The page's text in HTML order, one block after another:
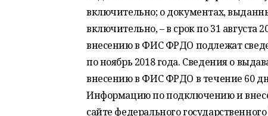
включительно; о документах,
включительно, – в срок по 31
внесению в ФИС ФРДО подлежат
по ноябрь 2018 года. Сведения о
внесению в ФИС ФРДО в течение 60
Информацию по подключению и
сайте федерального